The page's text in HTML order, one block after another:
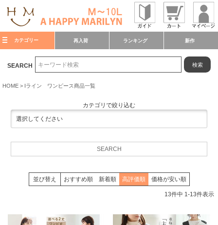
カテゴリー 再入荷 ランキング 新作
SEARCH 検索
HOME Iライン ワンピース商品一覧
カテゴリで絞り込む
並び替え おすすめ順 新着順 高評価順 価格が安い順
13件中 1-13件表示